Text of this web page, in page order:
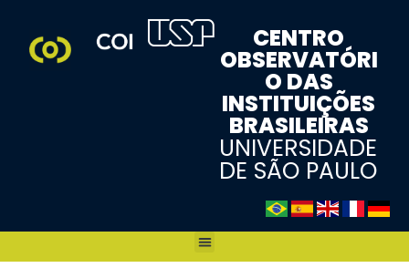
CENTRO
OBSERVATÓRI
O DAS
INSTITUIÇÕES
BRASILEIRAS
UNIVERSIDADE
DE SÃO PAULO